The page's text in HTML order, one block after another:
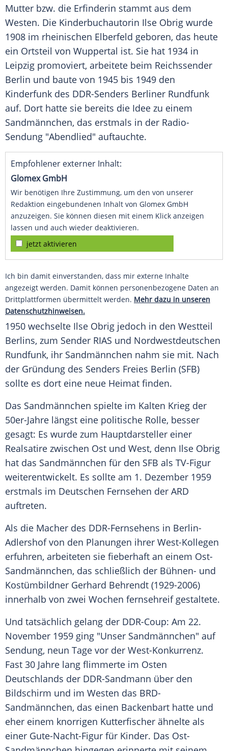
Mutter bzw. die Erfinderin stammt aus dem
Westen. Die Kinderbuchautorin Ilse Obrig wurde
1908 im rheinischen Elberfeld geboren, das heute
ein Ortsteil von Wuppertal ist. Sie hat 1934 in
Leipzig promoviert, arbeitete beim Reichssender
Berlin und baute von 1945 bis 1949 den
Kinderfunk des DDR-Senders Berliner Rundfunk
auf. Dort hatte sie bereits die Idee zu einem
Sandmännchen, das erstmals in der Radio-
Sendung "Abendlied" auftauchte.
Empfohlener externer Inhalt:
Glomex GmbH
Wir benötigen Ihre Zustimmung, um den von unserer
Redaktion eingebundenen Inhalt von Glomex GmbH
anzuzeigen. Sie können diesen mit einem Klick anzeigen
lassen und auch wieder deaktivieren.
jetzt aktivieren
Ich bin damit einverstanden, dass mir externe Inhalte
angezeigt werden. Damit können personenbezogene Daten an
Drittplattformen übermittelt werden. Mehr dazu in unseren
Datenschutzhinweisen.
1950 wechselte Ilse Obrig jedoch in den Westteil
Berlins, zum Sender RIAS und Nordwestdeutschen
Rundfunk, ihr Sandmännchen nahm sie mit. Nach
der Gründung des Senders Freies Berlin (SFB)
sollte es dort eine neue Heimat finden.
Das Sandmännchen spielte im Kalten Krieg der
50er-Jahre längst eine politische Rolle, besser
gesagt: Es wurde zum Hauptdarsteller einer
Realsatire zwischen Ost und West, denn Ilse Obrig
hat das Sandmännchen für den SFB als TV-Figur
weiterentwickelt. Es sollte am 1. Dezember 1959
erstmals im Deutschen Fernsehen der ARD
auftreten.
Als die Macher des DDR-Fernsehens in Berlin-
Adlershof von den Planungen ihrer West-Kollegen
erfuhren, arbeiteten sie fieberhaft an einem Ost-
Sandmännchen, das schließlich der Bühnen- und
Kostümbildner Gerhard Behrendt (1929-2006)
innerhalb von zwei Wochen fernsehreif gestaltete.
Und tatsächlich gelang der DDR-Coup: Am 22.
November 1959 ging "Unser Sandmännchen" auf
Sendung, neun Tage vor der West-Konkurrenz.
Fast 30 Jahre lang flimmerte im Osten
Deutschlands der DDR-Sandmann über den
Bildschirm und im Westen das BRD-
Sandmännchen, das einen Backenbart hatte und
eher einem knorrigen Kutterfischer ähnelte als
einer Gute-Nacht-Figur für Kinder. Das Ost-